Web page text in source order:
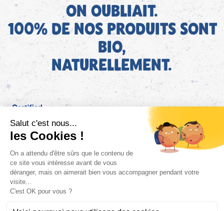
ON OUBLIAIT.
100% DE NOS PRODUITS SONT
BIO,
NATURELLEMENT.
FR
Bjorg pour les pros
Politique de confidentialité
Instagram Facebook
Retrouvez les informations AGEC de nos produits sur le site